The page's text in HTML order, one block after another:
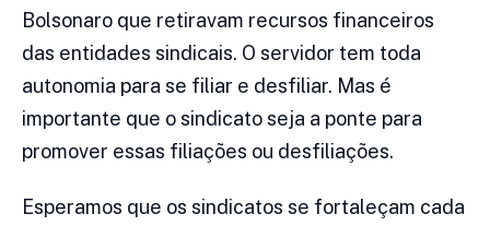
Bolsonaro que retiravam recursos financeiros
das entidades sindicais. O servidor tem toda
autonomia para se filiar e desfiliar. Mas é
importante que o sindicato seja a ponte para
promover essas filiações ou desfiliações.
Esperamos que os sindicatos se fortaleçam cada